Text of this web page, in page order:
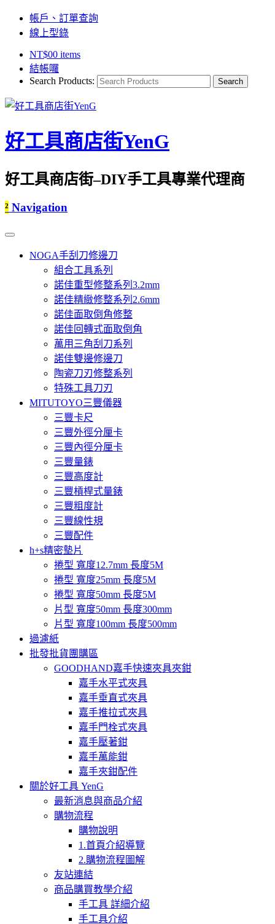
帳戶、訂單查詢
線上型錄
NT$00 items
結帳囉
Search Products:
好工具商店街YenG
好工具商店街–DIY手工具專業代理商
² Navigation
NOGA手刮刀修邊刀
組合工具系列
諾佳重型修整系列3.2mm
諾佳精緻修整系列2.6mm
諾佳面取倒角修整
諾佳回轉式面取倒角
萬用三角刮刀系列
諾佳雙邊修邊刀
陶瓷刀刃修整系列
特殊工具刀刃
MITUTOYO三豐儀器
三豐卡尺
三豐外徑分厘卡
三豐內徑分厘卡
三豐量錶
三豐高度計
三豐槓桿式量錶
三豐粗度計
三豐線性規
三豐配件
h+s精密墊片
捲型 寬度12.7mm 長度5M
捲型 寬度25mm 長度5M
捲型 寬度50mm 長度5M
片型 寬度50mm 長度300mm
片型 寬度100mm 長度500mm
過濾紙
批發批貨團購區
GOODHAND嘉手快速夾具夾鉗
嘉手水平式夾具
嘉手垂直式夾具
嘉手推拉式夾具
嘉手門栓式夾具
嘉手壓著鉗
嘉手萬能鉗
嘉手夾鉗配件
關於好工具 YenG
最新消息與商品介紹
購物流程
購物說明
1.首頁介紹導覽
2.購物流程圖解
友站連結
商品購買教學介紹
手工具 詳細介紹
手工具介紹